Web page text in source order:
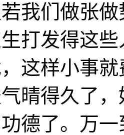
我们做张
打发得这
这样小事
晴得久了
德了。万